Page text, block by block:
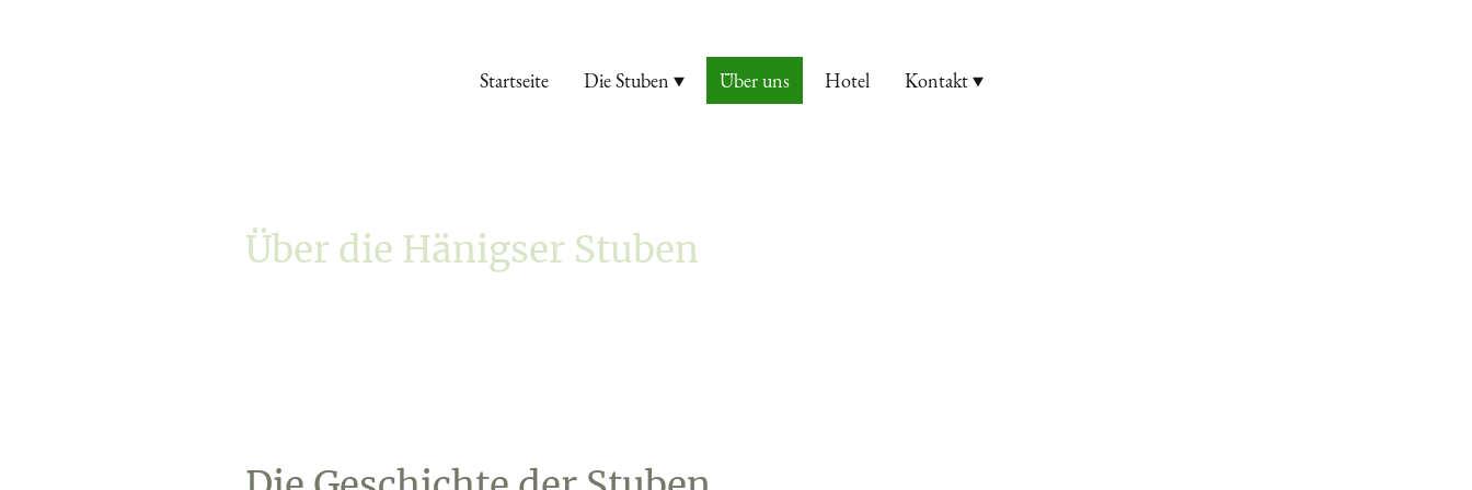
Startseite Die Stuben Über uns Hotel Kontakt
Über die Hänigser Stuben